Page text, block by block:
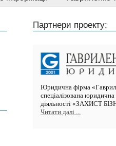
Партнери проекту:
Юридична фірма
спеціалізована
діяльності «ЗАХИСТ
Читати далі ...